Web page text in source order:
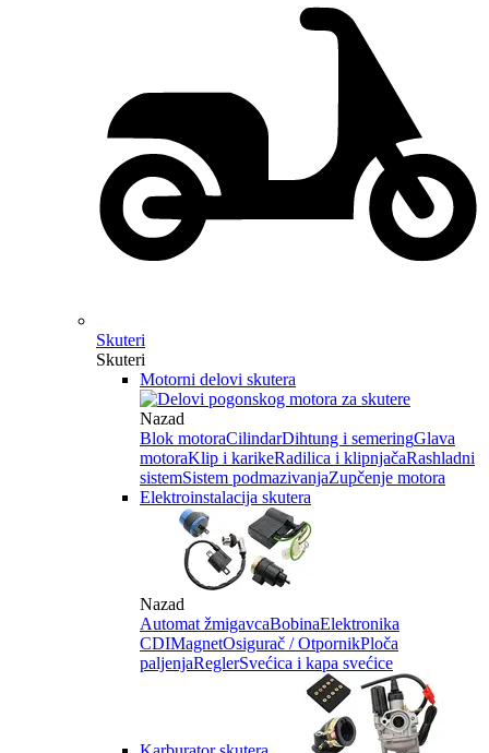
Skuteri
Skuteri
Motorni delovi skutera
Nazad
Blok motoraCilindarDihtung i semeringGlava
motoraKlip i karikeRadilica i klipnjačaRashladni
sistemSistem podmazivanjaZupčenje motora
Elektroinstalacija skutera
Nazad
Automat žmigavcaBobinaElektronika
CDIMagnetOsigurač / OtpornikPloča
paljenjaReglerSvećica i kapa svećice